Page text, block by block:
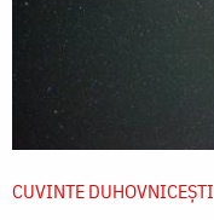
CUVINTE DUHOVNICEȘTI